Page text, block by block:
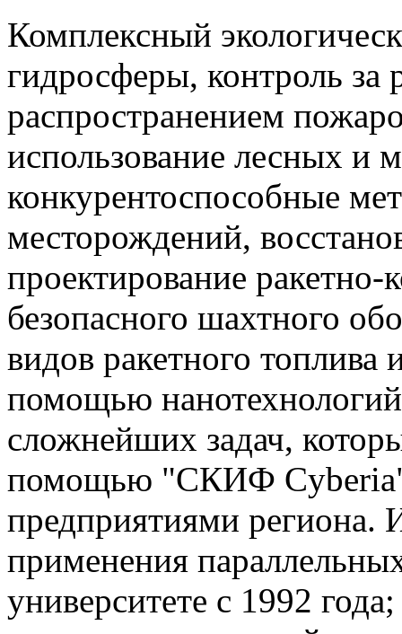
Комплексный
гидросферы, контроль за
распространением
использование лесных и
конкурентоспособные
месторождений,
проектирование
безопасного шахтного
видов ракетного
помощью
сложнейших задач,
помощью "СКИФ Cyberia"
предприятиями региона.
применения
университете с 1992